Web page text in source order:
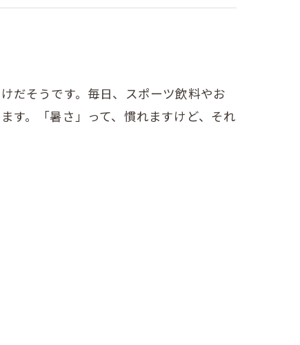
だそうです。毎日、スポーツ飲料やお
す。「暑さ」って、慣れますけど、それ